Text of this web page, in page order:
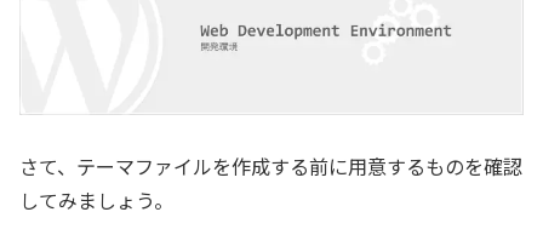
さて、テーマファイルを作成する前に用意するものを確認
してみましょう。